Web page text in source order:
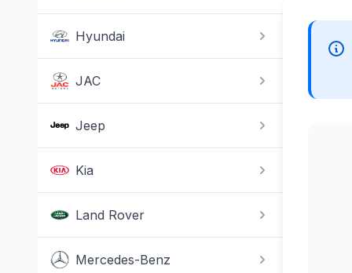
Hyundai
JAC
Jeep
Kia
Land Rover
Mercedes-Benz